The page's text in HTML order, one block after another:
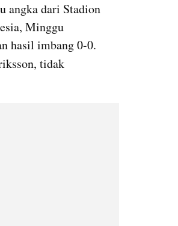
angka dari Stadion
Minggu
hasil imbang 0-0.
tidak